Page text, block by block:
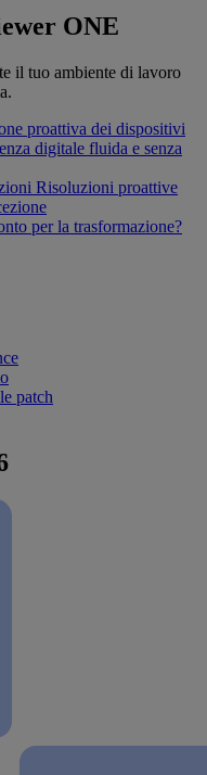
ONE
il tuo ambiente di lavoro
proattiva dei dispositivi
digitale fluida e senza
Risoluzioni proattive
per la trasformazione?
patch